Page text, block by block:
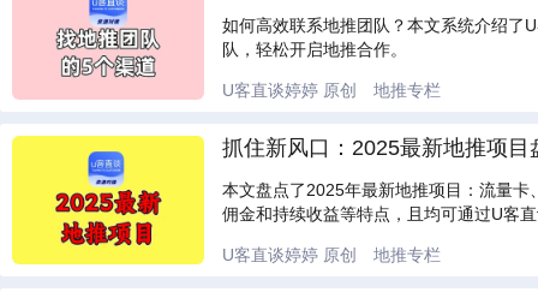
如何高效联系地推团队？本文系统介绍了
队，轻松开启地推合作。
U客直谈婷婷 原创 地推专栏
抓住新风口：2025最新地推项
本文盘点了2025年最新地推项目：流量
佣金和持续收益等特点，且均可通过U客
U客直谈婷婷 原创 地推专栏